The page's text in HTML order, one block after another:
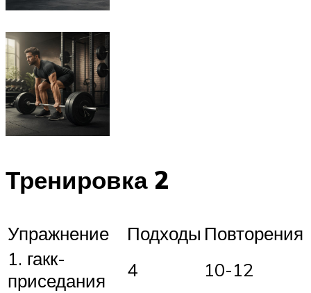
Тренировка 2
Упражнение Подходы Повторения
1. гакк-
приседания
4
10-12